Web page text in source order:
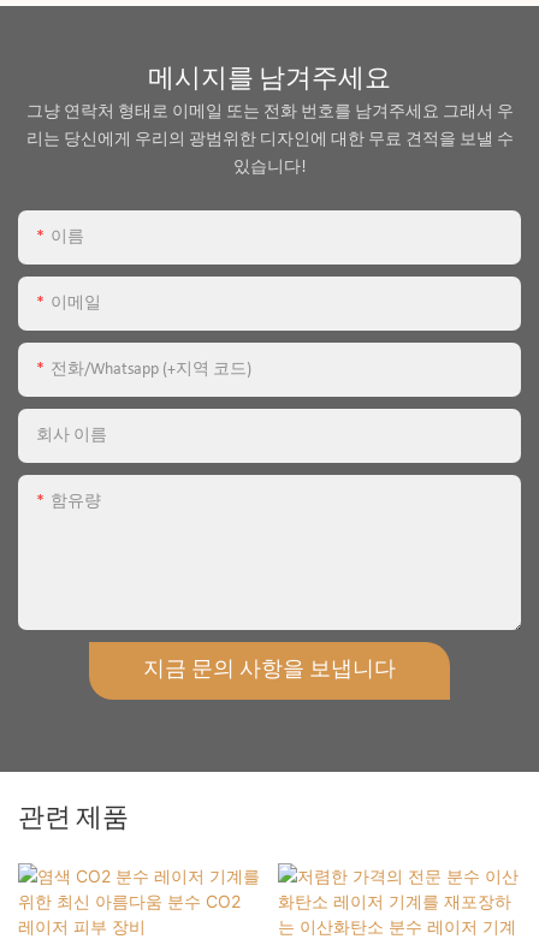
메시지를 남겨주세요
그냥 연락처 형태로 이메일 또는 전화 번호를 남겨주세요 그래서 우
리는 당신에게 우리의 광범위한 디자인에 대한 무료 견적을 보낼 수
있습니다!
이름
이메일
전화/whatsapp (+지역 코드)
회사 이름
함유량
지금 문의 사항을 보냅니다
관련 제품